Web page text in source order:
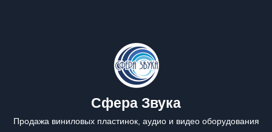
Сфера Звука
Продажа виниловых пластинок, аудио и видео оборудования